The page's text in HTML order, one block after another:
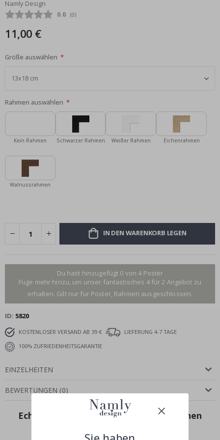
Bildgalerie
springen
Namly Design
Durchschnittliche Bewertung:
0.0 (abgegebene bewertungen:
0)
11,00 €
Größe auswählen
Rahmen auswählen
Kein Rahmen Schwarzer Rahmen Weißer Rahmen Eichenrahmen
Walnussrahmen
IN DEN WARENKORB LEGEN
Du hast hinzugefügt 0 von 4 Poster
Füge mehr hinzu, um unser fantastisches 4 für 2 Angebot zu
erhalten. Gilt nur für Poster, Rahmen ausgeschlossen.
ID 5820
KOSTENLOSER VERSAND AB 39 €
LIEFERUNG 4-7 TAGE
100% ZUFRIEDENHEITSGARANTIE
EINZELHEITEN
BEWERTUNGEN (0)
Echte Inspiration von unseren glücklichen